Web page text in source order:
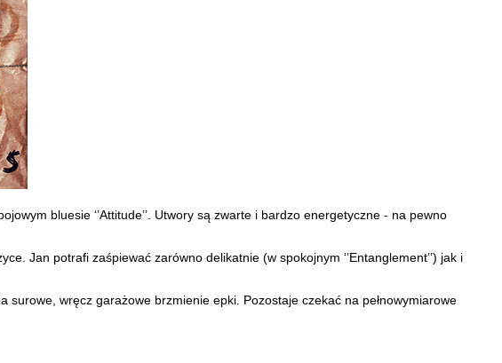
bluesie ‘’Attitude’’. Utwory są zwarte i bardzo energetyczne - na pewno
Jan potrafi zaśpiewać zarówno delikatnie (w spokojnym ‘’Entanglement’’) jak i
wręcz garażowe brzmienie epki. Pozostaje czekać na pełnowymiarowe